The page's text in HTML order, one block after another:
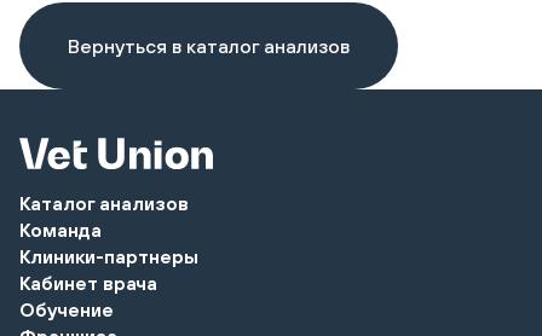
Вернуться в каталог анализов
Каталог анализов
Команда
Клиники-партнеры
Кабинет врача
Обучение